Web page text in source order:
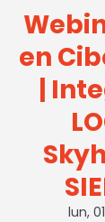
en
|
lun,